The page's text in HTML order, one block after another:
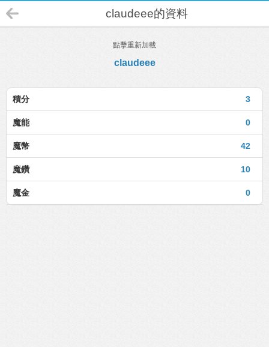
claudeee的資料
點擊重新加載
claudeee
3
積分
0
魔能
42
魔幣
10
魔鑽
0
魔金